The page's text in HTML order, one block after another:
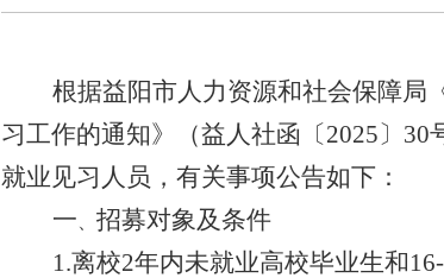
根据益阳市人力资源和社会保障局
习工作的通知》（益人社函〔2025〕
就业见习人员，有关事项公告如下：
一
招募对象及条件
1.离校2年内未就业高校毕业生和